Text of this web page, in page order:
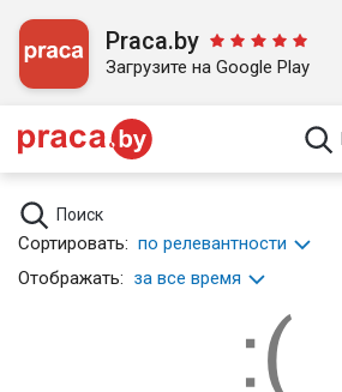
Praca.by
Загрузите на Google Play
Поиск
Сортировать: по релевантности
Отображать: за все время